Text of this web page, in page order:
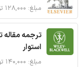
مبلغ: ۱۲۸,۰۰۰ تومان
ترجمه
استوار
مبلغ: ۱۴۰,۰۰۰ تومان